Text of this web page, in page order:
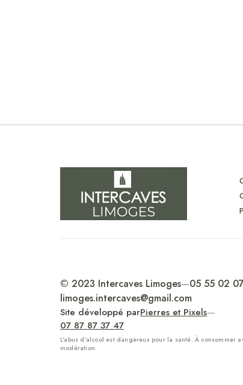
© 2023 Intercaves Limoges—05 55 02
limoges.intercaves@gmail.com
Site développé parPierres et Pixels—
07 87 87 37 47
L'abus d'alcool est dangereux pour la santé. À consommer
modération.